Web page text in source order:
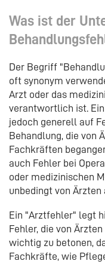
Was ist der
Der Begriff
oft synonym
Arzt oder das
verantwortlich ist.
jedoch generell auf
Behandlung, die von
Fachkräften
auch Fehler bei
oder medizinischen
unbedingt von
Ein "Arztfehler" legt
Fehler, die von
wichtig zu betonen,
Fachkräfte, wie